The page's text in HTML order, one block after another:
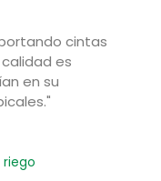
cintas
es
en su
riego